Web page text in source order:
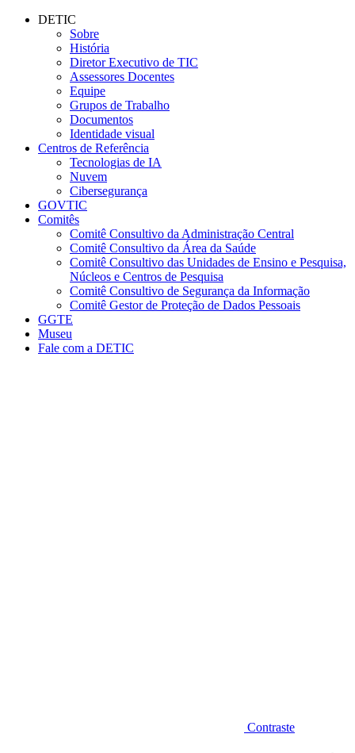
Conteúdo principal
DETIC
Sobre
História
Diretor Executivo de TIC
Assessores Docentes
Equipe
Grupos de Trabalho
Documentos
Identidade visual
Centros de Referência
Tecnologias de IA
Nuvem
Cibersegurança
GOVTIC
Comitês
Comitê Consultivo da Administração Central
Comitê Consultivo da Área da Saúde
Comitê Consultivo das Unidades de Ensino e Pesquisa,
Núcleos e Centros de Pesquisa
Comitê Consultivo de Segurança da Informação
Comitê Gestor de Proteção de Dados Pessoais
GGTE
Museu
Fale com a DETIC
Contraste